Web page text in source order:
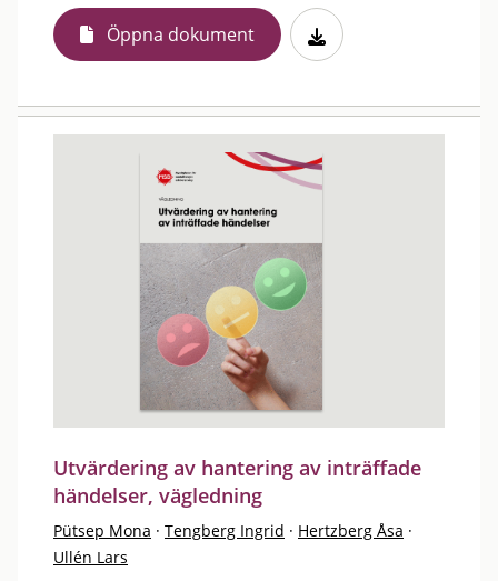
Öppna dokument
Utvärdering av hantering av inträffade
händelser, vägledning
Pütsep Mona · Tengberg Ingrid · Hertzberg Åsa ·
Ullén Lars